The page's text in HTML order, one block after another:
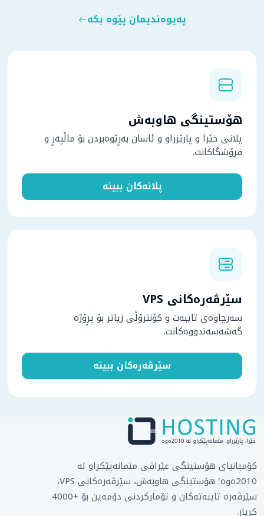
پەیوەندیمان پێوە بکە
هۆستینگی هاوبەش
پلانی خێرا و پارێزراو و ئاسان بەڕێوەبردن بۆ ماڵپەڕ و
فرۆشگاکانت.
پلانەکان ببینە
سێرڤەرەکانی VPS
سەرچاوەی تایبەت و کۆنترۆڵی زیاتر بۆ پڕۆژە
گەشەسەندووەکانت.
سێرڤەرەکان ببینە
کۆمپانیای هۆستینگی عێراقی متمانەپێکراو لە
2010ەوە؛ هۆستینگی هاوبەش، سێرڤەرەکانی VPS،
سێرڤەرە تایبەتەکان و تۆمارکردنی دۆمەین بۆ +4000
کڕیار.